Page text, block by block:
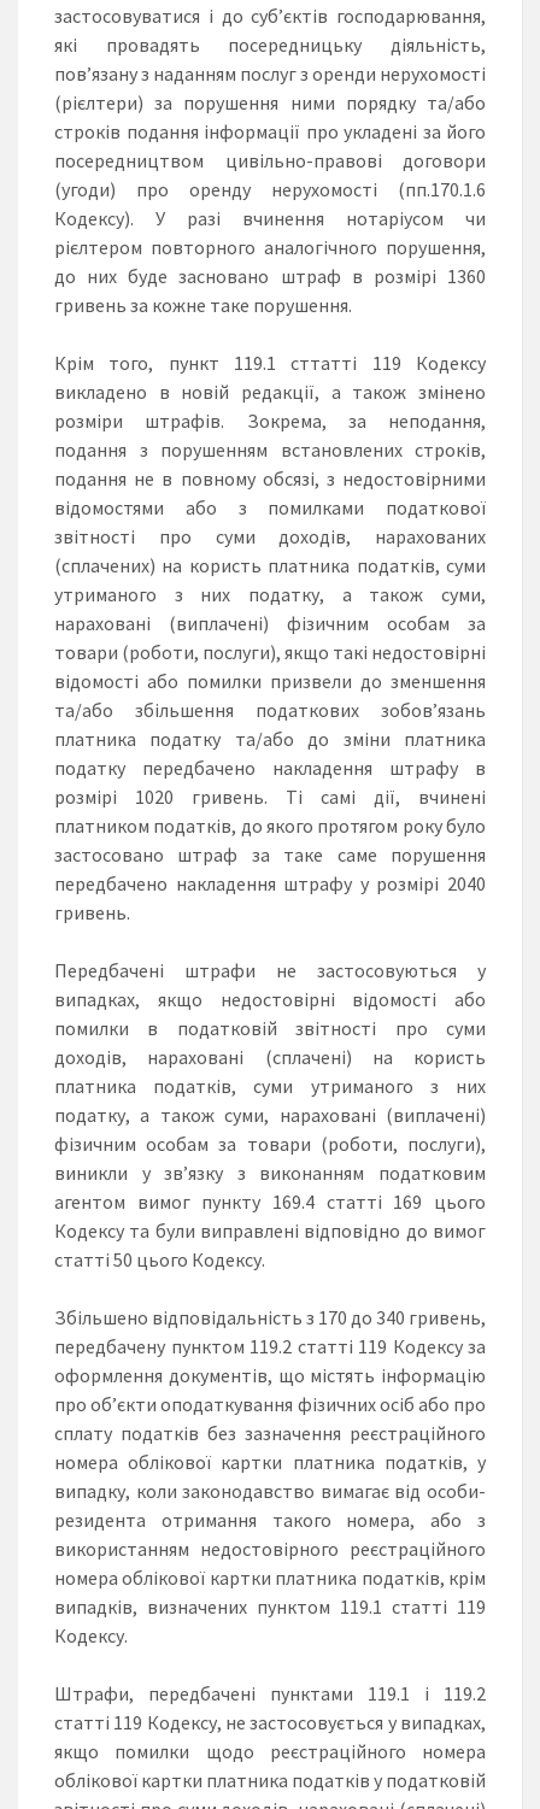
застосовуватися і до суб’єктів господарювання,
які провадять посередницьку діяльність,
пов’язану з наданням послуг з оренди нерухомості
(рієлтери) за порушення ними порядку та/або
строків подання інформації про укладені за його
посередництвом цивільно-правові договори
(угоди) про оренду нерухомості (пп.170.1.6
Кодексу). У разі вчинення нотаріусом чи
рієлтером повторного аналогічного порушення,
до них буде засновано штраф в розмірі 1360
гривень за кожне таке порушення.
Крім того, пункт 119.1 сттатті 119 Кодексу
викладено в новій редакції, а також змінено
розміри штрафів. Зокрема, за неподання,
подання з порушенням встановлених строків,
подання не в повному обсязі, з недостовірними
відомостями або з помилками податкової
звітності про суми доходів, нарахованих
(сплачених) на користь платника податків, суми
утриманого з них податку, а також суми,
нараховані (виплачені) фізичним особам за
товари (роботи, послуги), якщо такі недостовірні
відомості або помилки призвели до зменшення
та/або збільшення податкових зобов’язань
платника податку та/або до зміни платника
податку передбачено накладення штрафу в
розмірі 1020 гривень. Ті самі дії, вчинені
платником податків, до якого протягом року було
застосовано штраф за таке саме порушення
передбачено накладення штрафу у розмірі 2040
гривень.
Передбачені штрафи не застосовуються у
випадках, якщо недостовірні відомості або
помилки в податковій звітності про суми
доходів, нараховані (сплачені) на користь
платника податків, суми утриманого з них
податку, а також суми, нараховані (виплачені)
фізичним особам за товари (роботи, послуги),
виникли у зв’язку з виконанням податковим
агентом вимог пункту 169.4 статті 169 цього
Кодексу та були виправлені відповідно до вимог
статті 50 цього Кодексу.
Збільшено відповідальність з 170 до 340 гривень,
передбачену пунктом 119.2 статті 119 Кодексу за
оформлення документів, що містять інформацію
про об’єкти оподаткування фізичних осіб або про
сплату податків без зазначення реєстраційного
номера облікової картки платника податків, у
випадку, коли законодавство вимагає від особи-
резидента отримання такого номера, або з
використанням недостовірного реєстраційного
номера облікової картки платника податків, крім
випадків, визначених пунктом 119.1 статті 119
Кодексу.
Штрафи, передбачені пунктами 119.1 і 119.2
статті 119 Кодексу, не застосовується у випадках,
якщо помилки щодо реєстраційного номера
облікової картки платника податків у податковій